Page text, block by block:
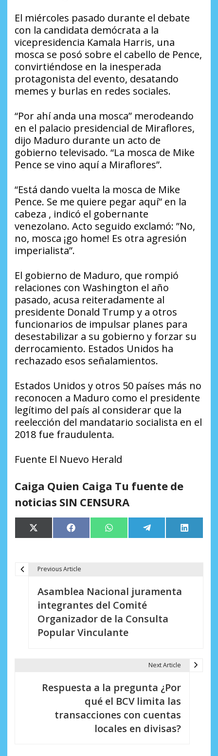
El miércoles pasado durante el debate
con la candidata demócrata a la
vicepresidencia Kamala Harris, una
mosca se posó sobre el cabello de Pence,
convirtiéndose en la inesperada
protagonista del evento, desatando
memes y burlas en redes sociales.
“Por ahí anda una mosca” merodeando
en el palacio presidencial de Miraflores,
dijo Maduro durante un acto de
gobierno televisado. “La mosca de Mike
Pence se vino aquí a Miraflores”.
“Está dando vuelta la mosca de Mike
Pence. Se me quiere pegar aquí” en la
cabeza , indicó el gobernante
venezolano. Acto seguido exclamó: ”No,
no, mosca ¡go home! Es otra agresión
imperialista”.
El gobierno de Maduro, que rompió
relaciones con Washington el año
pasado, acusa reiteradamente al
presidente Donald Trump y a otros
funcionarios de impulsar planes para
desestabilizar a su gobierno y forzar su
derrocamiento. Estados Unidos ha
rechazado esos señalamientos.
Estados Unidos y otros 50 países más no
reconocen a Maduro como el presidente
legítimo del país al considerar que la
reelección del mandatario socialista en el
2018 fue fraudulenta.
Fuente El Nuevo Herald
Caiga Quien Caiga Tu fuente de
noticias SIN CENSURA
Compartir
en
X
(Twitter)
Compartir
en
Facebook Compartir
en
WhatsApp Compartir
en
Telegram
en
LinkedIn
Previous Article
Asamblea Nacional juramenta
integrantes del Comité
Organizador de la Consulta
Popular Vinculante
Next Article
Respuesta a la pregunta ¿Por
qué el BCV limita las
transacciones con cuentas
locales en divisas?